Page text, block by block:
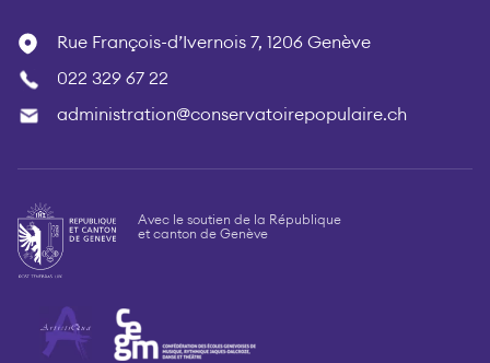
Rue François-d’Ivernois 7, 1206 Genève
022 329 67 22
administration@conservatoirepopulaire.ch
Avec le soutien de la République
et canton de Genève